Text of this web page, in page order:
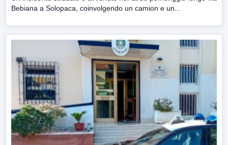
Bebiana a Solopaca, coinvolgendo un camion e un...